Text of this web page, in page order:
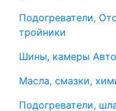
Подогреватели,
тройники
Шины, камеры
Масла, смазки,
Подогреватели,